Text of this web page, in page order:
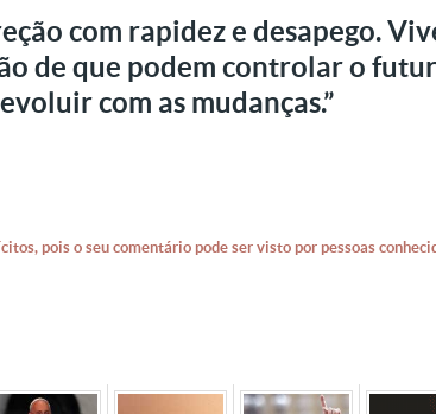
com rapidez e desapego.
de que podem controlar o
com as mudanças.”
pois o seu comentário pode ser visto por pessoas